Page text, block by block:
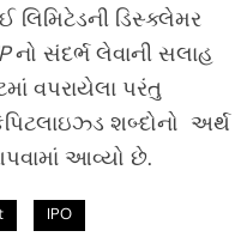
લિમિટેડની ડિસ્ક્લેમર
નો સંદર્ભ લેવાની સલાહ
વપરાયેલા પરંતુ
શબ્દોનો અર્થ
આવ્યો છે.
IPO